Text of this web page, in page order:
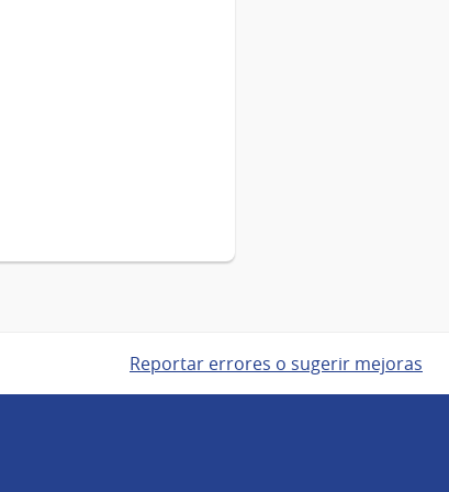
Reportar errores o sugerir mejoras